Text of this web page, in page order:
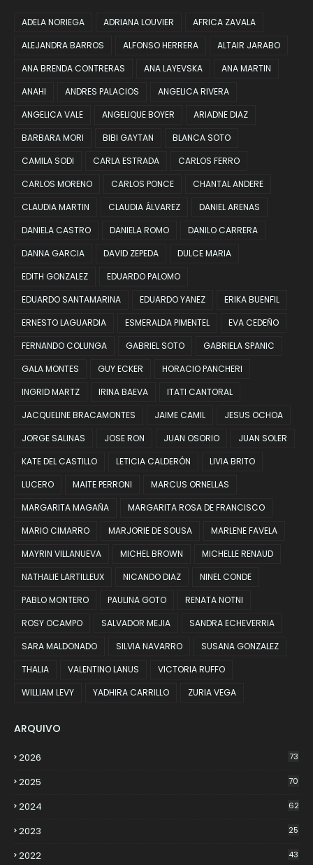
ADELA NORIEGA ADRIANA LOUVIER
AFRICA ZAVALA
ALEJANDRA BARROS
ALFONSO HERRERA
ALTAIR JARABO
ANA BRENDA CONTRERAS
ANA LAYEVSKA
ANA MARTIN
ANAHI
ANDRES PALACIOS
ANGELICA RIVERA
ANGELICA VALE
ANGELIQUE BOYER
ARIADNE DIAZ
BARBARA MORI
BIBI GAYTAN
BLANCA SOTO
CAMILA SODI
CARLA ESTRADA
CARLOS FERRO
CARLOS MORENO
CARLOS PONCE
CHANTAL ANDERE
CLAUDIA MARTIN
CLAUDIA ÁLVAREZ
DANIEL ARENAS
DANIELA CASTRO
DANIELA ROMO
DANILO CARRERA
DANNA GARCIA
DAVID ZEPEDA
DULCE MARIA
EDITH GONZALEZ
EDUARDO PALOMO
EDUARDO SANTAMARINA
EDUARDO YANEZ
ERIKA BUENFIL
ERNESTO LAGUARDIA
ESMERALDA PIMENTEL
EVA CEDEÑO
FERNANDO COLUNGA
GABRIEL SOTO
GABRIELA SPANIC
GALA MONTES
GUY ECKER
HORACIO PANCHERI
INGRID MARTZ
IRINA BAEVA
ITATI CANTORAL
JACQUELINE BRACAMONTES
JAIME CAMIL
JESUS OCHOA
JORGE SALINAS
JOSE RON JUAN OSORIO
JUAN SOLER
KATE DEL CASTILLO
LETICIA CALDERÓN
LIVIA BRITO
LUCERO
MAITE PERRONI
MARCUS ORNELLAS
MARGARITA MAGAÑA
MARGARITA ROSA DE FRANCISCO
MARIO CIMARRO
MARJORIE DE SOUSA
MARLENE FAVELA
MAYRIN VILLANUEVA
MICHEL BROWN
MICHELLE RENAUD
NATHALIE LARTILLEUX
NICANDO DIAZ
NINEL CONDE
PABLO MONTERO
PAULINA GOTO
RENATA NOTNI
ROSY OCAMPO
SALVADOR MEJIA
SANDRA ECHEVERRIA
SARA MALDONADO
SILVIA NAVARRO
SUSANA GONZALEZ
THALIA
VALENTINO LANUS
VICTORIA RUFFO
WILLIAM LEVY
YADHIRA CARRILLO ZURIA VEGA
ARQUIVO
2026 73
2025 70
2024 62
2023 25
2022 43